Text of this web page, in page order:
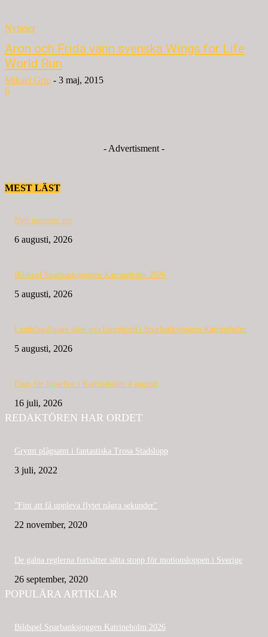
Nyheter
Aron och Frida vann svenska Wings for Life
World Run
Mikael Grip - 3 maj, 2015
6
- Advertisment -
MEST LÄST
Nytt nummer ute
6 augusti, 2026
Bildspel Sparbanksjoggen Katrineholm 2026
5 augusti, 2026
Landslagslöpare satte nya banrekord i Sparbanksjoggen Katrineholm
5 augusti, 2026
Dags för löparfest i Katrineholm 4 augusti
16 juli, 2026
REDAKTÖREN HAR ORDET
Grymt plågsamt i fantastiska Trosa Stadslopp
3 juli, 2022
”Fint att få uppleva flytet några sekunder”
22 november, 2020
De galna reglerna fortsätter sätta stopp för motionsloppen i Sverige
26 september, 2020
POPULÄRA ARTIKLAR
Bildspel Sparbanksjoggen Katrineholm 2026